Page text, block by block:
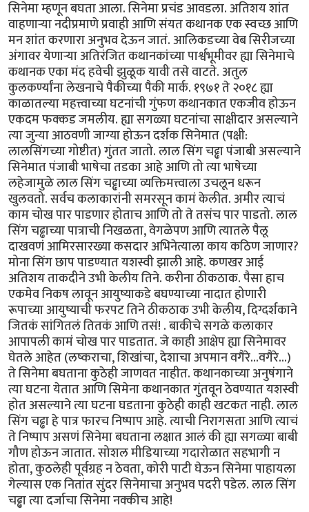
सिनेमा म्हणून बघता आला. सिनेमा प्रचंड आवडला. अतिशय शांत
वाहणाऱ्या नदीप्रमाणे प्रवाही आणि संयत कथानक एक स्वच्छ आणि
मन शांत करणारा अनुभव देऊन जातं. आलिकडच्या वेब सिरीजच्या
अंगावर येणाऱ्या अतिरंजित कथानकांच्या पार्श्वभूमीवर ह्या सिनेमाचे
कथानक एका मंद हवेची झुळूक यावी तसे वाटते. अतुल
कुलकर्ण्यांना लेखनाचे पैकीच्या पैकी मार्क. १९७१ ते २०१८ ह्या
काळातल्या महत्त्वाच्या घटनांची गुंफण कथानकात एकजीव होऊन
एकदम फक्कड जमलीय. ह्या सगळ्या घटनांचा साक्षीदार असल्याने
त्या जुन्या आठवणी जाग्या होऊन दर्शक सिनेमात (पक्षी:
लालसिंगच्या गोष्टीत) गुंतत जातो. लाल सिंग चढ्ढा पंजाबी असल्याने
सिनेमात पंजाबी भाषेचा तडका आहे आणि तो त्या भाषेच्या
लहेजामुळे लाल सिंग चढ्ढाच्या व्यक्तिमत्त्वाला उचलून धरून
खुलवतो. सर्वच कलाकारांनी समरसून कामं केलीत. अमीर त्याचं
काम चोख पार पाडणार होताच आणि तो ते तसंच पार पाडतो. लाल
सिंग चढ्ढाच्या पात्राची निखळता, वेगळेपण आणि त्यातले पैलू
दाखवणं आमिरसारख्या कसदार अभिनेत्याला काय कठिण जाणार?
मोना सिंग छाप पाडण्यात यशस्वी झाली आहे. कणखर आई
अतिशय ताकदीने उभी केलीय तिने. करीना ठीकठाक. पैसा हाच
एकमेव निकष लावून आयुष्याकडे बघण्याच्या नादात होणारी
रूपाच्या आयुष्याची फरपट तिने ठीकठाक उभी केलीय, दिग्दर्शकाने
जितकं सांगितलं तितकं आणि तसं! . बाकीचे सगळे कलाकार
आपापली कामं चोख पार पाडतात. जे काही आक्षेप ह्या सिनेमावर
घेतले आहेत (लष्कराचा, शिखांचा, देशाचा अपमान वगैरे...वगैरे...)
ते सिनेमा बघताना कुठेही जाणवत नाहीत. कथानकाच्या अनुषंगाने
त्या घटना येतात आणि सिमेना कथानकात गुंतवून ठेवण्यात यशस्वी
होत असल्याने त्या घटना घडताना कुठेही काही खटकत नाही. लाल
सिंग चढ्ढा हे पात्र फारच निष्पाप आहे. त्याची निरागसता आणि त्याचं
ते निष्पाप असणं सिनेमा बघताना लक्षात आलं की ह्या सगळ्या बाबी
गौण होऊन जातात. सोशल मीडियाच्या गदारोळात सहभागी न
होता, कुठलेही पूर्वग्रह न ठेवता, कोरी पाटी घेऊन सिनेमा पाहायला
गेल्यास एक नितांत सुंदर सिनेमाचा अनुभव पदरी पडेल. लाल सिंग
चढ्ढा त्या दर्जाचा सिनेमा नक्कीच आहे!